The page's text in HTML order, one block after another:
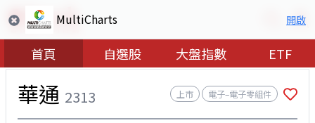
MultiCharts 開啟
首頁 自選股 大盤指數 ETF
華通 2313 上市 電子–電子零組件